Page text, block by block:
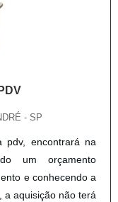
- SP
pdv, encontrará na
um orçamento
e conhecendo a
a aquisição não terá